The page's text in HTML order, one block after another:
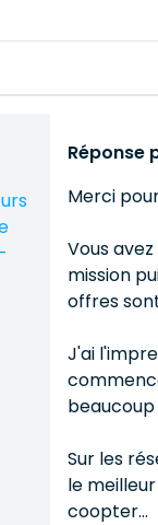
Réponse
Merci
Vous
mission
offres
J'ai
Sur les
le
coopter...